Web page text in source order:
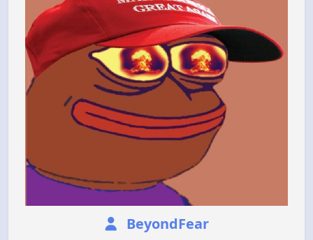
BeyondFear